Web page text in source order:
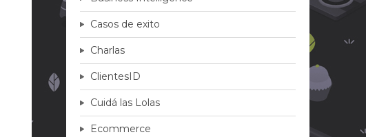
Casos de exito
Charlas
ClientesID
Cuidá las Lolas
Ecommerce